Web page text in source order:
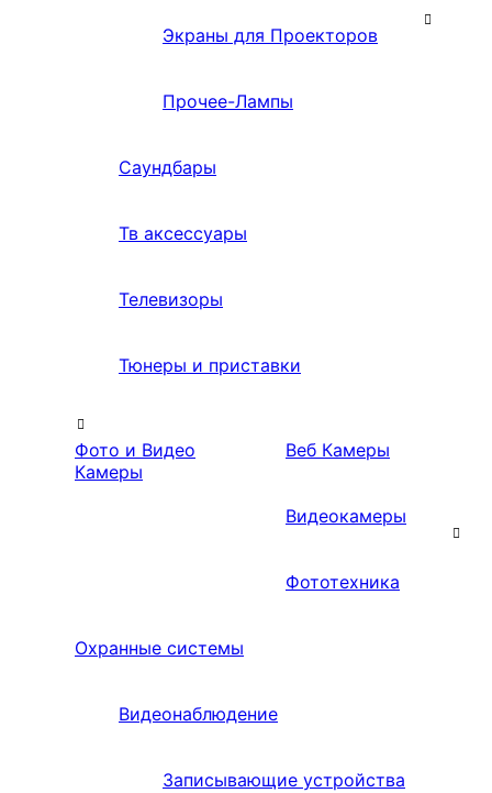
Экраны для Проекторов
Прочее-Лампы
Саундбары
Тв аксессуары
Телевизоры
Тюнеры и приставки
Фото и Видео
Камеры
Веб Камеры
Видеокамеры
Фототехника
Охранные системы
Видеонаблюдение
Записывающие устройства